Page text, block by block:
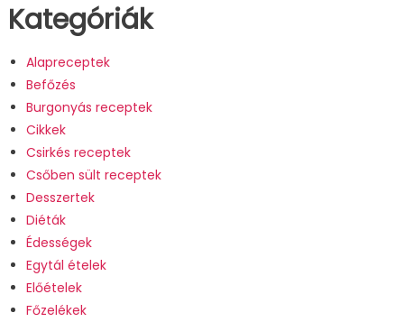
Kategóriák
Alapreceptek
Befőzés
Burgonyás receptek
Cikkek
Csirkés receptek
Csőben sült receptek
Desszertek
Diéták
Édességek
Egytál ételek
Előételek
Főzelékek